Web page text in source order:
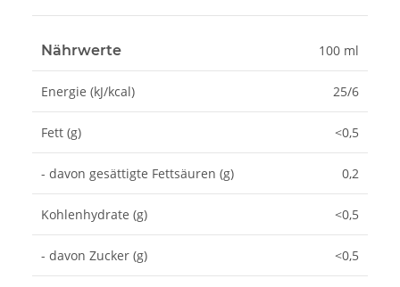
Nährwerte 100 ml
Energie (kJ/kcal) 25/6
Fett (g) <0,5
- davon gesättigte Fettsäuren (g) 0,2
Kohlenhydrate (g) <0,5
- davon Zucker (g) <0,5